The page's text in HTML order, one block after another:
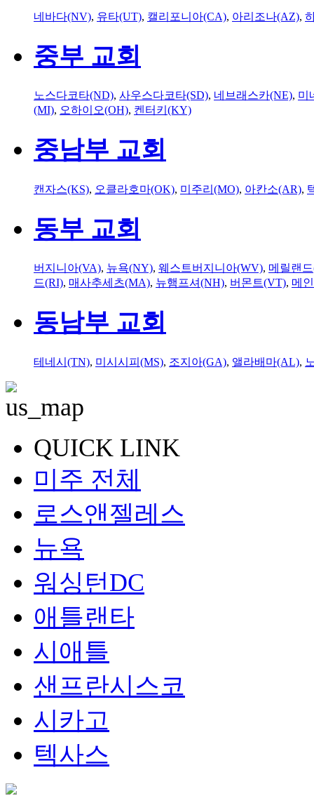
네바다(NV), 유타(UT), 캘리포니아(CA), 아리조나(AZ),
중부 교회
노스다코타(ND), 사우스다코타(SD), 네브래스카(NE), 미
(MI), 오하이오(OH), 켄터키(KY)
중남부 교회
캔자스(KS), 오클라호마(OK), 미주리(MO), 아칸소(AR),
동부 교회
버지니아(VA), 뉴욕(NY), 웨스트버지니아(WV), 메릴랜
드(RI), 매사추세츠(MA), 뉴햄프셔(NH), 버몬트(VT), 메
동남부 교회
테네시(TN), 미시시피(MS), 조지아(GA), 앨라배마(AL),
QUICK LINK
미주 전체
로스앤젤레스
뉴욕
워싱턴DC
애틀랜타
시애틀
샌프란시스코
시카고
텍사스